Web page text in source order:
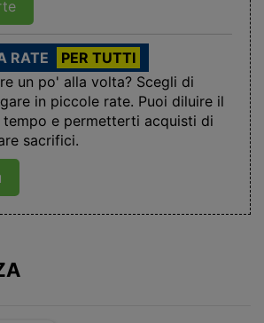
RATE
PER TUTTI
un po' alla volta? Scegli di
in piccole rate. Puoi diluire il
tempo e permetterti acquisti di
sacrifici.